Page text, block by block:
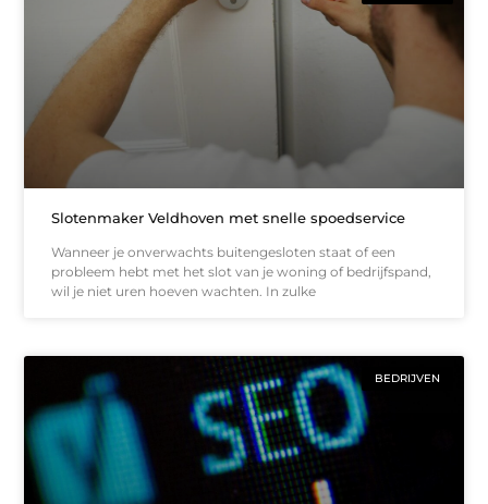
Slotenmaker Veldhoven met snelle spoedservice
Wanneer je onverwachts buitengesloten staat of een
probleem hebt met het slot van je woning of bedrijfspand,
wil je niet uren hoeven wachten. In zulke
BEDRIJVEN